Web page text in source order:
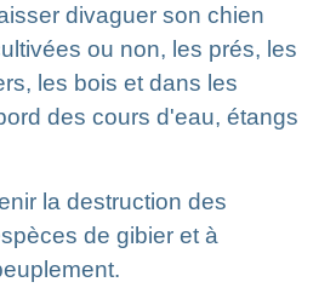
divaguer son chien
ou non, les prés, les
les bois et dans les
des cours d'eau, étangs
la destruction des
de gibier et à